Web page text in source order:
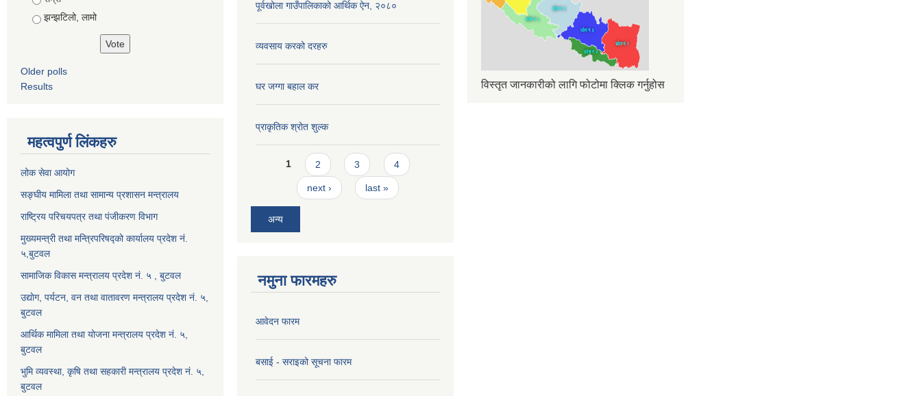
झन्झटिलो, लामो
Older polls
Results
महत्वपुर्ण लिंकहरु
लोक सेवा आयोग
सङ्घीय मामिला तथा सामान्य प्रशासन मन्त्रालय
राष्ट्रिय परिचयपत्र तथा पंजीकरण विभाग
मुख्यमन्त्री तथा मन्त्रिपरिषद्को कार्यालय प्रदेश नं.
५,बुटवल
सामाजिक विकास मन्त्रालय प्रदेश नं. ५ , बुटवल
उद्याेग, पर्यटन, वन तथा वातावरण मन्त्रालय प्रदेश नं. ५,
बुटवल
आर्थिक मामिला तथा योजना मन्त्रालय प्रदेश नं. ५,
बुटवल
भुमि व्यवस्था, कृषि तथा सहकारी मन्त्रालय प्रदेश नं. ५,
बुटवल
पूर्वखोला गाउँपालिकाको आर्थिक ऐन, २०८०
व्यवसाय करको दरहरु
घर जग्गा बहाल कर
प्राकृतिक श्रोत शुल्क
Pages
1 2 3 4
next › last »
अन्य
नमुना फारमहरु
आवेदन फारम
बसाई - सराइको सूचना फारम
विस्तृत जानकारीको लागि फोटोमा क्लिक गर्नुहोस